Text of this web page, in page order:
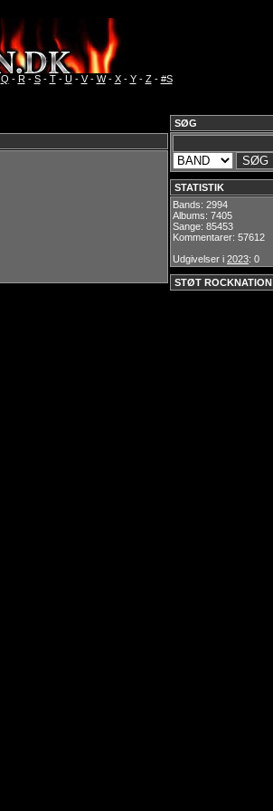
Q - R- S- T- U- V- W- X- Y- Z- #S
SØG
STATISTIK
Bands: 2994
Albums: 7405
Sange: 85453
Kommentarer: 57612
Udgivelser i 2023: 0
STØT ROCKNATION